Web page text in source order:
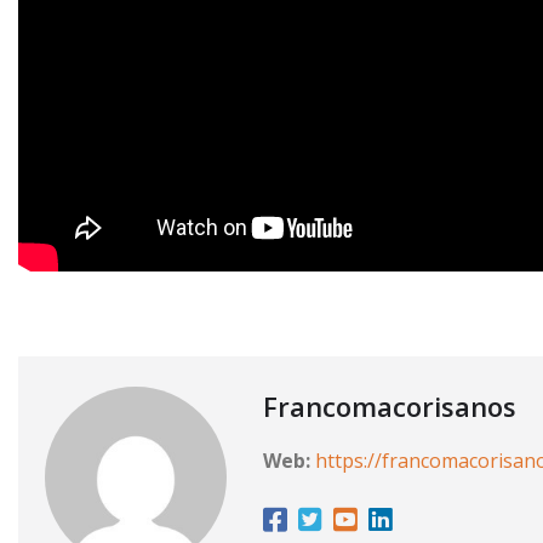
Francomacorisanos
Web: https://